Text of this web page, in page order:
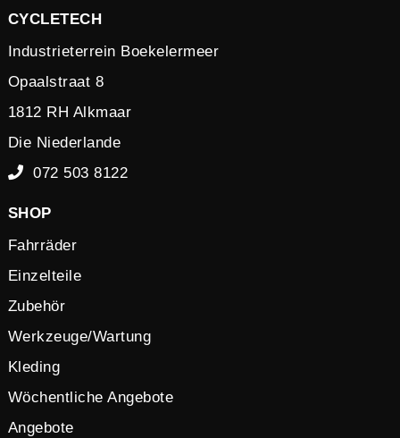
CYCLETECH
Industrieterrein Boekelermeer
Opaalstraat 8
1812 RH Alkmaar
Die Niederlande
072 503 8122
SHOP
Fahrräder
Einzelteile
Zubehör
Werkzeuge/Wartung
Kleding
Wöchentliche Angebote
Angebote